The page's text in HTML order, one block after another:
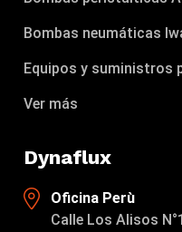
Bombas neumáticas
Equipos y suministros
Ver más
Dynaflux
Oficina Perù
Calle Los Alisos